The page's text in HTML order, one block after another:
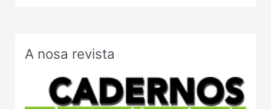
A nosa revista